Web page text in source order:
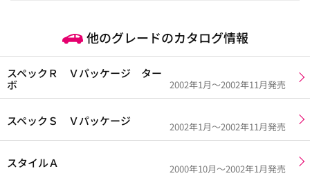
他のグレードのカタログ情報
スペックＲ Ｖパッケージ ター
ボ
2002年1月～2002年11月発売
スペックＳ Ｖパッケージ 2002年1月～2002年11月発売
スタイルＡ 2000年10月～2002年1月発売